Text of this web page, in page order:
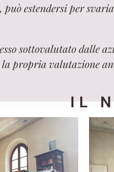
estendersi per
sottovalutato dalle
la propria valutazione
IL